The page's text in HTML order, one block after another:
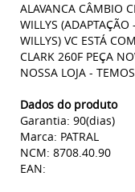
ALAVANCA CÂMBIO
WILLYS
WILLYS) VC ESTÁ
CLARK 260F PEÇA
NOSSA LOJA -
Dados do produto
Garantia: 90(dias)
Marca: PATRAL
NCM: 8708.40.90
EAN: